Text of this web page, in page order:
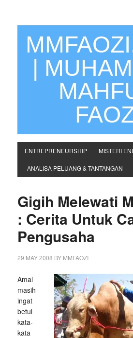
|
ENTREPRENEURSHIP MISTERI
ANALISA PELUANG & TANTANGAN
Gigih Melewati
: Cerita Untuk
Pengusaha
29 MAY 2008 BY MMFAOZI
Amal
masih
ingat
betul
kata-
kata